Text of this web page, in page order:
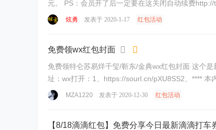
炫勇 发表于 2020-1-17 红包活动
免费领wx红包封面
免费领特仑苏易烊千玺/靳东/金典wx红包封面 这个
MZA1220 发表于 2020-12-30 红包活动
【8/18滴滴红包】免费分享今日最新滴滴打车